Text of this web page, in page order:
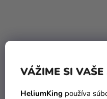
VÁŽIME SI VAŠE
HeliumKing používa
Poháre na šampanské -
čierne